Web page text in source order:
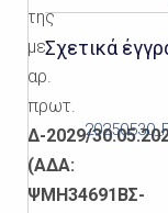
της
με
αρ.
πρωτ.
Δ-2029/
(ΑΔΑ:
ΨΜΗ34691ΒΣ-
Σχετικά